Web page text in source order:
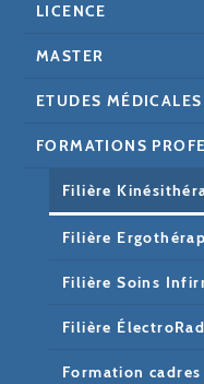
LICENCE
MASTER
ETUDES MÉDICALES
FORMATIONS
Filière
Filière
Filière Soins
Filière
Formation